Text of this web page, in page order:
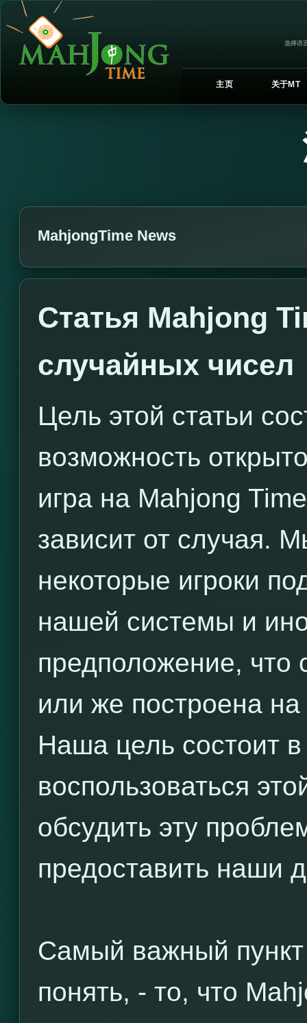
选择语
主页 关于MT
MahjongTime News
Статья Mahjong
случайных чисел
Цель этой статьи
возможность
игра на Mahjong
зависит от случая.
некоторые игроки
нашей системы и
предположение, что
или же построена
Наша цель состоит
воспользоваться
обсудить эту
предоставить наши
Самый важный
понять, - то, что